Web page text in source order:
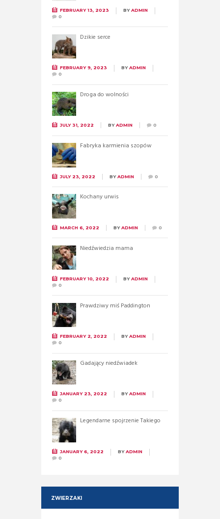
FEBRUARY 13, 2023 BYADMIN
0
Dzikie serce
FEBRUARY 9, 2023 BYADMIN
0
Droga do wolności
JULY 31, 2022 BYADMIN 0
Fabryka karmienia szopów
JULY 23, 2022 BYADMIN 0
Kochany urwis
MARCH 6, 2022 BYADMIN 0
Niedźwiedzia mama
FEBRUARY 10, 2022 BYADMIN
0
Prawdziwy miś Paddington
FEBRUARY 2, 2022 BYADMIN
0
Gadający niedźwiadek
JANUARY 23, 2022 BYADMIN
0
Legendarne spojrzenie Takiego
JANUARY 6, 2022 BYADMIN
0
ZWIERZAKI